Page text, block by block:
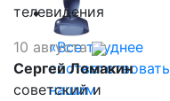
«Все труднее
соответствовать
нашим
телевидения
10 августа
Сергей Ломакин
советский и